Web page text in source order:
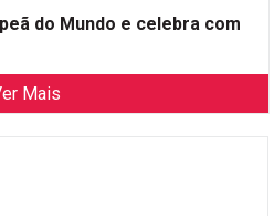
do Mundo e celebra com
Mais